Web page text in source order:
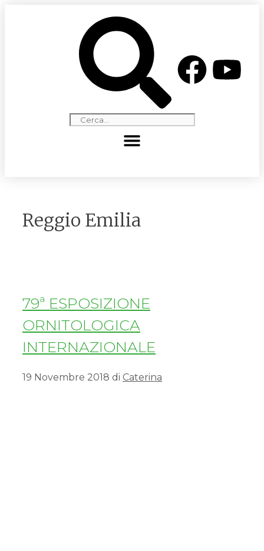
Reggio Emilia
79ª ESPOSIZIONE
ORNITOLOGICA
INTERNAZIONALE
19 Novembre 2018 di Caterina